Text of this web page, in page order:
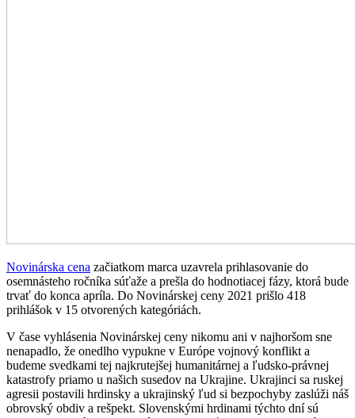
Novinárska cena začiatkom marca uzavrela prihlasovanie do
osemnásteho ročníka súťaže a prešla do hodnotiacej fázy, ktorá bude
trvať do konca apríla. Do Novinárskej ceny 2021 prišlo 418
prihlášok v 15 otvorených kategóriách.
V čase vyhlásenia Novinárskej ceny nikomu ani v najhoršom sne
nenapadlo, že onedlho vypukne v Európe vojnový konflikt a
budeme svedkami tej najkrutejšej humanitárnej a ľudsko-právnej
katastrofy priamo u našich susedov na Ukrajine. Ukrajinci sa ruskej
agresii postavili hrdinsky a ukrajinský ľud si bezpochyby zaslúži náš
obrovský obdiv a rešpekt. Slovenskými hrdinami týchto dní sú